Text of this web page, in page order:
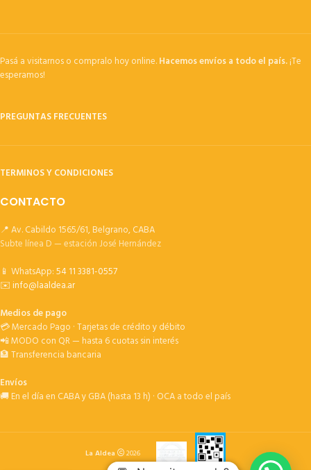
Pasá a visitarnos o compralo hoy online.Hacemos envíos a todo el país.¡Te
esperamos!
PREGUNTAS FRECUENTES
TERMINOS Y CONDICIONES
CONTACTO
📍 Av. Cabildo 1565/61, Belgrano, CABA
Subte línea D — estación José Hernández
📱 WhatsApp:54 11 3381-0557
✉️info@laaldea.ar
Medios de pago
💳 Mercado Pago · Tarjetas de crédito y débito
📲 MODO con QR — hasta 6 cuotas sin interés
🏦 Transferencia bancaria
Envíos
🚚 En el día en CABA y GBA (hasta 13 h) · OCA a todo el país
La Aldea 2026